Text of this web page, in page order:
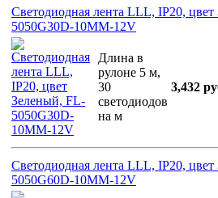
Светодиодная лента LLL, IP20,
5050G30D-10MM-12V
Длина в
рулоне 5 м,
30
светодиодов
на м
3,432
Светодиодная лента LLL, IP20,
5050G60D-10MM-12V